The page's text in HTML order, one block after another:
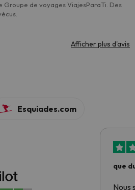
Groupe de voyages ViajesParaTi. Des
Afficher plus d'avis
Esquiades.com
que
Nous